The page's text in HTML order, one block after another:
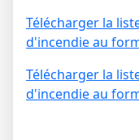
Télécharger la
d'incendie au
Télécharger la
d'incendie au